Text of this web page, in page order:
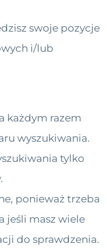
swoje pozycje
i/lub
każdym razem
wyszukiwania.
tylko
ponieważ trzeba
jeśli masz wiele
do sprawdzenia.